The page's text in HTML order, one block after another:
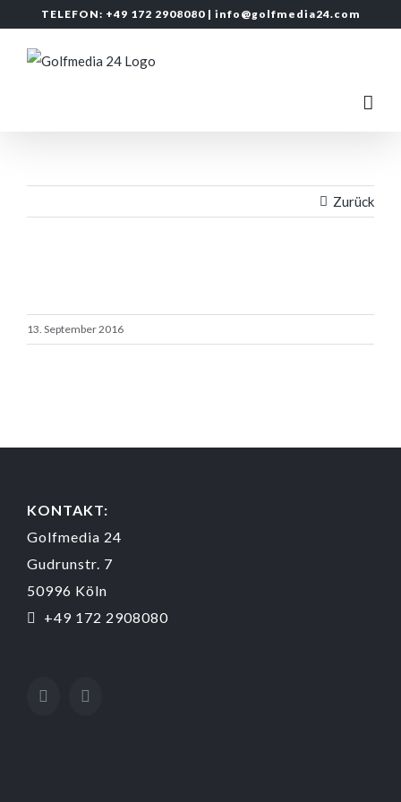
springen
TELEFON: +49 172 2908080 | info@golfmedia24.com
Zurück
13. September 2016
KONTAKT:
Golfmedia 24
Gudrunstr. 7
50996 Köln
+49 172 2908080